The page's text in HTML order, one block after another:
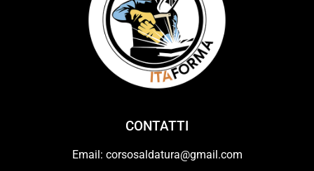
CONTATTI
Email: corsosaldatura@gmail.com